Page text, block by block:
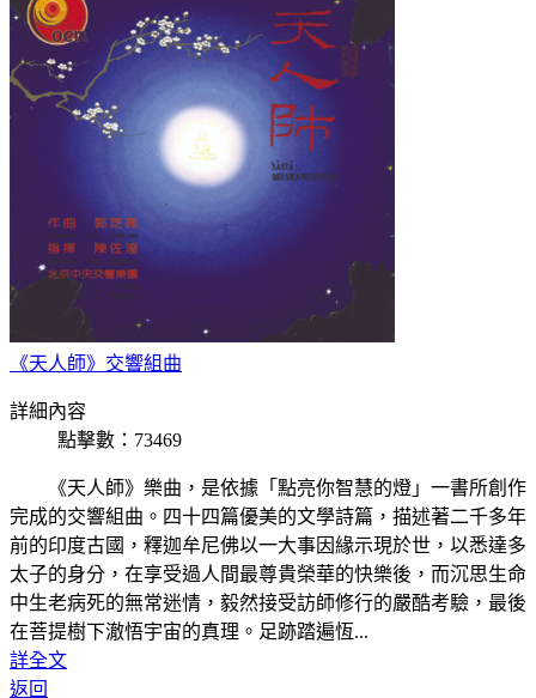
《天人師》交響組曲
詳細內容
點擊數：73469
《天人師》樂曲，是依據「點亮你智慧的燈」一書所創作
完成的交響組曲。四十四篇優美的文學詩篇，描述著二千多年
前的印度古國，釋迦牟尼佛以一大事因緣示現於世，以悉達多
太子的身分，在享受過人間最尊貴榮華的快樂後，而沉思生命
中生老病死的無常迷情，毅然接受訪師修行的嚴酷考驗，最後
在菩提樹下澈悟宇宙的真理。足跡踏遍恆...
詳全文
返回